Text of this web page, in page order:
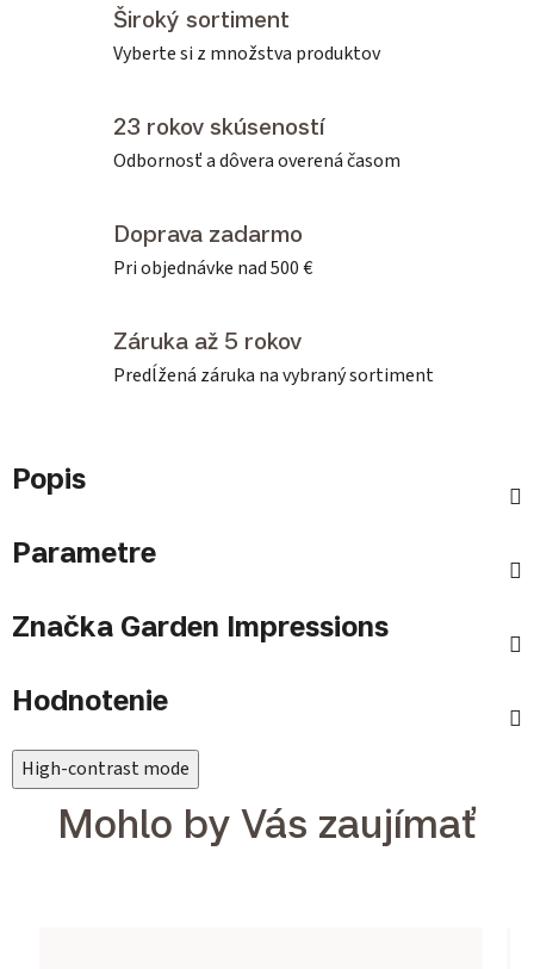
Široký sortiment
Vyberte si z množstva produktov
23 rokov skúseností
Odbornosť a dôvera overená časom
Doprava zadarmo
Pri objednávke nad 500 €
Záruka až 5 rokov
Predĺžená záruka na vybraný sortiment
Popis
Parametre
Značka Garden Impressions
Hodnotenie
High-contrast mode
Mohlo by Vás zaujímať